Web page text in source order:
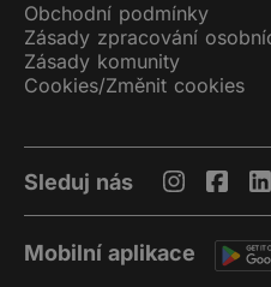
Obchodní podmínky
Zásady zpracování
Zásady komunity
Cookies/Změnit cookies
Sleduj nás
Mobilní aplikace